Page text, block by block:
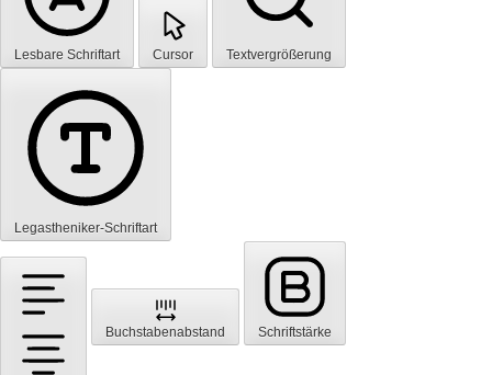
Lesbare Schriftart Cursor Textvergrößerung
Legastheniker-Schriftart
Buchstabenabstand Schriftstärke